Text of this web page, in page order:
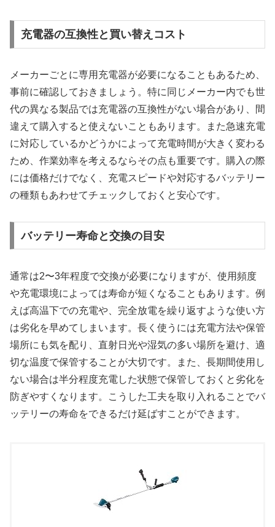
充電器の互換性と買い替えコスト
メーカーごとに専用充電器が必要になることもあるため、
事前に確認しておきましょう。特に同じメーカー内でも世
代の異なる製品では充電器の互換性がない場合があり、間
違えて購入すると使えないこともあります。また急速充電
に対応しているかどうかによって充電時間が大きく変わる
ため、作業効率を考えるならその点も重要です。購入の際
には価格だけでなく、充電スピードや対応するバッテリー
の種類もあわせてチェックしておくと安心です。
バッテリー寿命と交換の目安
通常は2〜3年程度で交換が必要になりますが、使用頻度
や充電環境によっては寿命が短くなることもあります。例
えば高温下での充電や、完全放電を繰り返すような使い方
は劣化を早めてしまいます。長く使うには充電方法や保管
場所にも気を配り、直射日光や湿気の多い場所を避け、適
切な温度で保管することが大切です。また、長期間使用し
ない場合は半分程度充電した状態で保管しておくと劣化を
防ぎやすくなります。こうした工夫を取り入れることでバ
ッテリーの寿命をできるだけ延ばすことができます。